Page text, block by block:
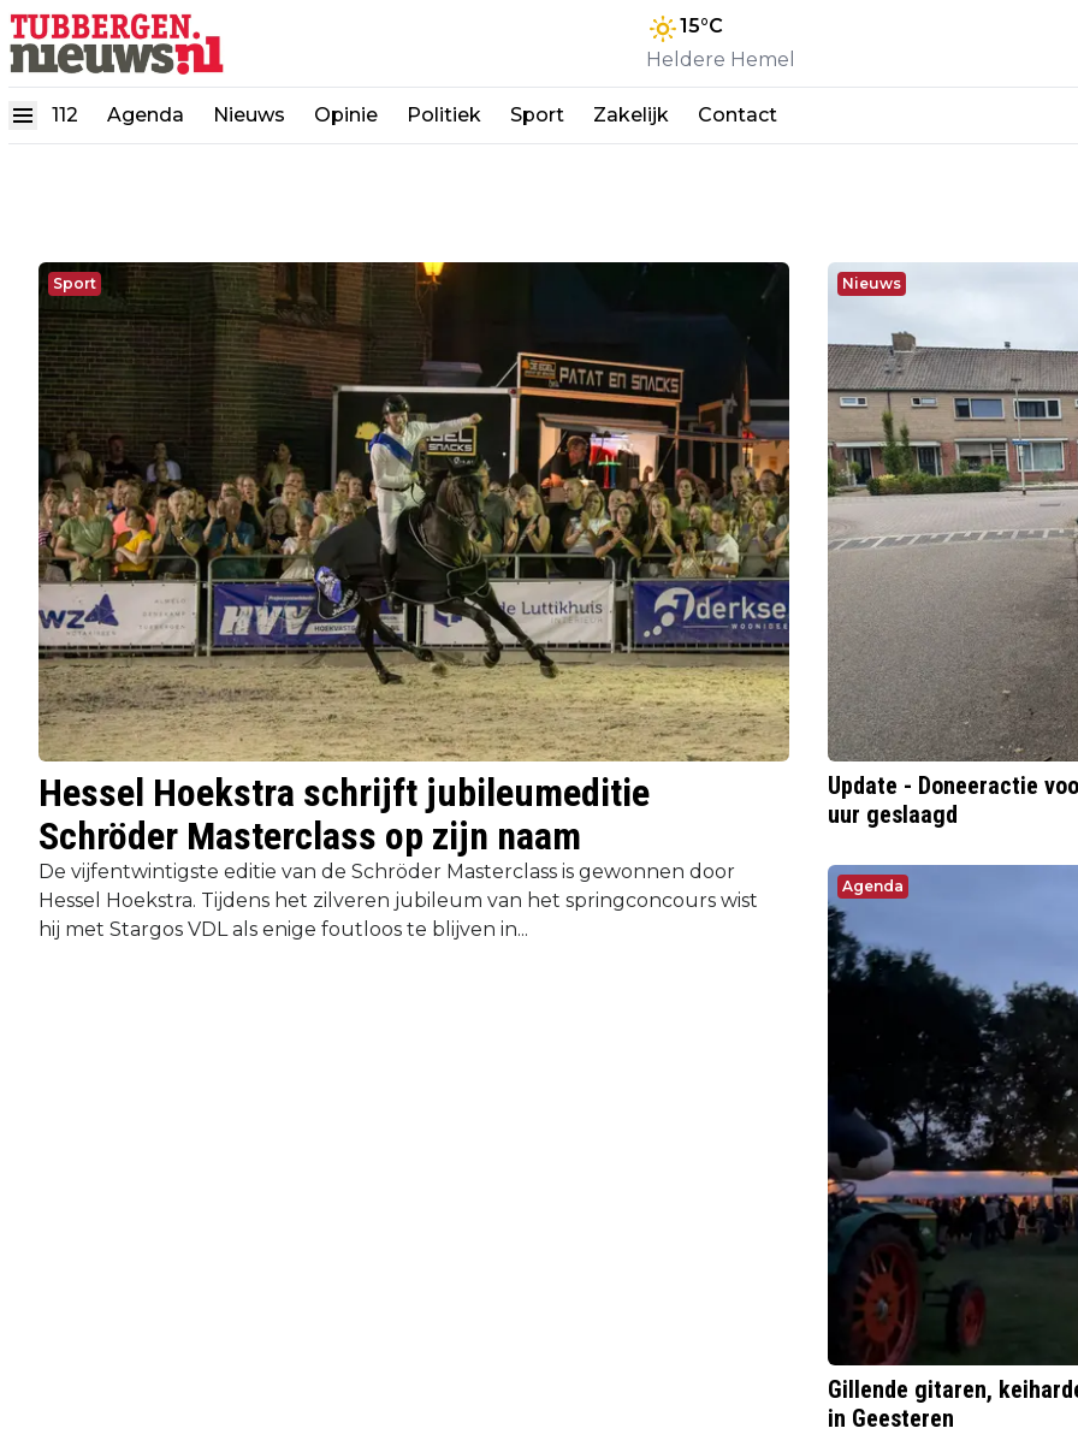
15°C
Heldere Hemel
112 Agenda Nieuws Opinie Politiek Sport Zakelijk Contact
Sport
Hessel Hoekstra schrijft jubileumeditie
Schröder Masterclass op zijn naam
De vijfentwintigste editie van de Schröder Masterclass is gewonnen door
Hessel Hoekstra. Tijdens het zilveren jubileum van het springconcours wist
hij met Stargos VDL als enige foutloos te blijven in...
Nieuws
Update - Doneeractie
uur geslaagd
Agenda
Gillende gitaren,
in Geesteren